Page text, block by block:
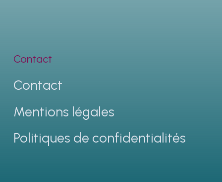
Contact
Contact
Mentions légales
Politiques de confidentialités